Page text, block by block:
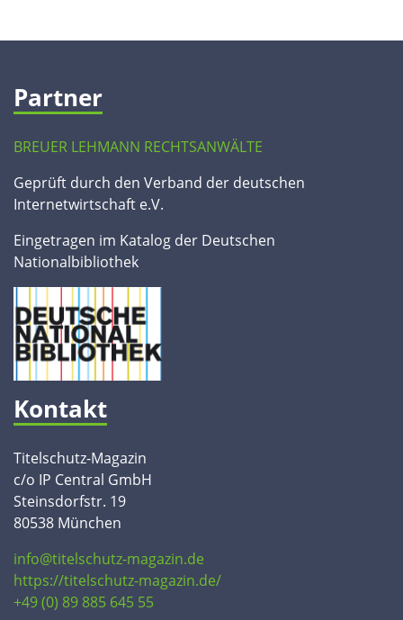
Partner
BREUER LEHMANN RECHTSANWÄLTE
Geprüft durch den Verband der deutschen
Internetwirtschaft e.V.
Eingetragen im Katalog der Deutschen
Nationalbibliothek
Kontakt
Titelschutz-Magazin
c/o IP Central GmbH
Steinsdorfstr. 19
80538 München
info@titelschutz-magazin.de
https://titelschutz-magazin.de/
+49 (0) 89 885 645 55